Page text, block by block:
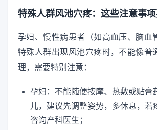
特殊人群风池穴疼：这些注意事
孕妇、慢性病患者（如高血压、脑血
特殊人群出现风池穴疼时，不能像普
理，需要特别注意：
孕妇：不能随便按摩、热敷或贴膏
儿，建议先调整姿势，多休息，若
咨询产科医生；